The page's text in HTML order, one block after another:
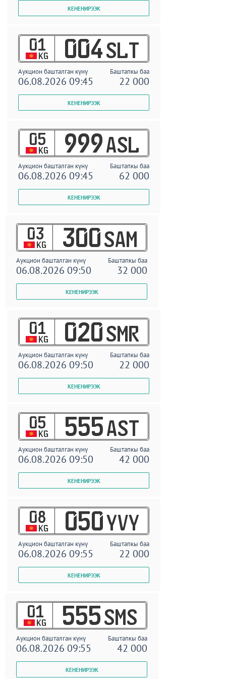
01
KG 004 SLT
Аукцион башталган күнү Баштапкы баа
06.08.2026 09:45 22 000
05
KG 999 ASL
Аукцион башталган күнү Баштапкы баа
06.08.2026 09:45 62 000
03
KG 300 SAM
Аукцион башталган күнү Баштапкы баа
06.08.2026 09:50 32 000
01
KG 020 SMR
Аукцион башталган күнү Баштапкы баа
06.08.2026 09:50 22 000
05
KG 555 AST
Аукцион башталган күнү Баштапкы баа
06.08.2026 09:50 42 000
08
KG 050 YVY
Аукцион башталган күнү Баштапкы баа
06.08.2026 09:55 22 000
01
KG 555 SMS
Аукцион башталган күнү Баштапкы баа
06.08.2026 09:55 42 000